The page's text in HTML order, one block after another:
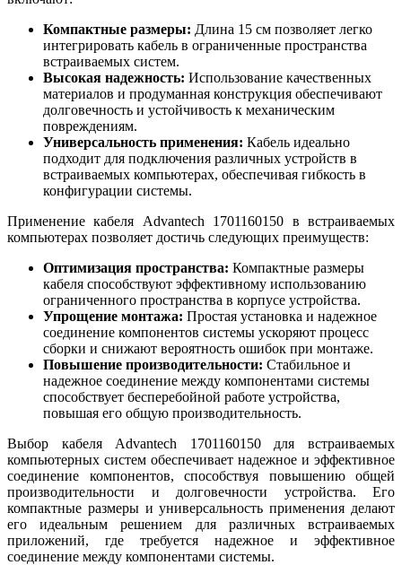
Компактные размеры: Длина 15 см позволяет легко
интегрировать кабель в ограниченные пространства
встраиваемых систем.
Высокая надежность: Использование качественных
материалов и продуманная конструкция обеспечивают
долговечность и устойчивость к механическим
повреждениям.
Универсальность применения: Кабель идеально
подходит для подключения различных устройств в
встраиваемых компьютерах, обеспечивая гибкость в
конфигурации системы.
Применение кабеля Advantech 1701160150 в встраиваемых
компьютерах позволяет достичь следующих преимуществ:
Оптимизация пространства: Компактные размеры
кабеля способствуют эффективному использованию
ограниченного пространства в корпусе устройства.
Упрощение монтажа: Простая установка и надежное
соединение компонентов системы ускоряют процесс
сборки и снижают вероятность ошибок при монтаже.
Повышение производительности: Стабильное и
надежное соединение между компонентами системы
способствует бесперебойной работе устройства,
повышая его общую производительность.
Выбор кабеля Advantech 1701160150 для встраиваемых
компьютерных систем обеспечивает надежное и эффективное
соединение компонентов, способствуя повышению общей
производительности и долговечности устройства. Его
компактные размеры и универсальность применения делают
его идеальным решением для различных встраиваемых
приложений, где требуется надежное и эффективное
соединение между компонентами системы.